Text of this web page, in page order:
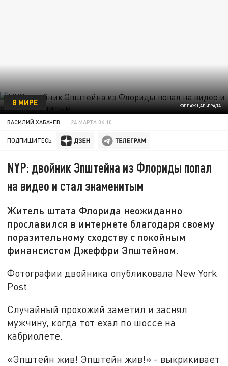
КОЛЛАЖ ЦАРЬГРАДА
В МИРЕ
ВАСИЛИЙ ХАБАЧЕВ 24 МАРТА 06:10
ПОДПИШИТЕСЬ:
NYP: двойник Эпштейна из Флориды попал
на видео и стал знаменитым
Житель штата Флорида неожиданно
прославился в интернете благодаря своему
поразительному сходству с покойным
финансистом Джеффри Эпштейном.
Фотографии двойника опубликовала New York
Post.
Случайный прохожий заметил и заснял
мужчину, когда тот ехал по шоссе на
кабриолете.
«Эпштейн жив! Эпштейн жив!» - выкрикивает